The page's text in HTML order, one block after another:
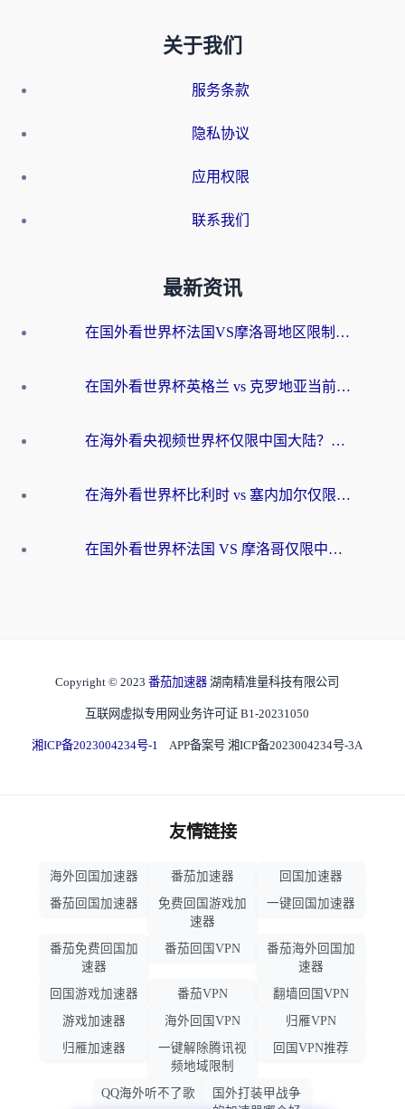
关于我们
服务条款
隐私协议
应用权限
联系我们
最新资讯
在国外看世界杯法国VS摩洛哥地区限制？这篇指南让你流畅看中文解说无压力
在国外看世界杯英格兰 vs 克罗地亚当前地区不可播放？这篇指南帮你搞定所有海外观赛难题
在海外看央视频世界杯仅限中国大陆？这篇指南帮你解锁中文解说+无卡顿直播
在海外看世界杯比利时 vs 塞内加尔仅限中国大陆？我找到了最流畅的中文解说之路
在国外看世界杯法国 VS 摩洛哥仅限中国大陆？海外党这样看中文解说赛事不卡顿
Copyright © 2023 番茄加速器 湖南精准量科技有限公司
互联网虚拟专用网业务许可证 B1-20231050
湘ICP备2023004234号-1 APP备案号 湘ICP备2023004234号-3A
友情链接
海外回国加速器 番茄加速器
回国加速器
番茄回国加速器
免费回国游戏加
速器
一键回国加速器
番茄免费回国加
速器
番茄回国VPN
番茄海外回国加
速器
回国游戏加速器
番茄VPN
翻墙回国VPN
游戏加速器
海外回国VPN
归雁VPN
归雁加速器
一键解除腾讯视
频地域限制
回国VPN推荐
QQ海外听不了歌
国外打装甲战争